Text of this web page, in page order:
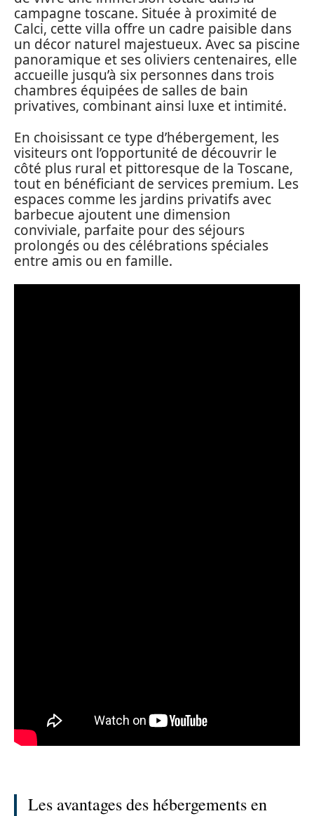
campagne toscane. Située à proximité de
Calci, cette villa offre un cadre paisible dans
un décor naturel majestueux. Avec sa piscine
panoramique et ses oliviers centenaires, elle
accueille jusqu’à six personnes dans trois
chambres équipées de salles de bain
privatives, combinant ainsi luxe et intimité.
En choisissant ce type d’hébergement, les
visiteurs ont l’opportunité de découvrir le
côté plus rural et pittoresque de la Toscane,
tout en bénéficiant de services premium. Les
espaces comme les jardins privatifs avec
barbecue ajoutent une dimension
conviviale, parfaite pour des séjours
prolongés ou des célébrations spéciales
entre amis ou en famille.
Les avantages des hébergements en